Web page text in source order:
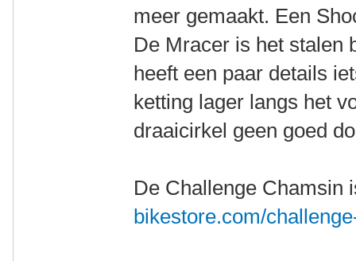
meer gemaakt. Een
De Mracer is het stalen
heeft een paar details
ketting lager langs het
draaicirkel geen goed
De Challenge Chamsin
bikestore.com/